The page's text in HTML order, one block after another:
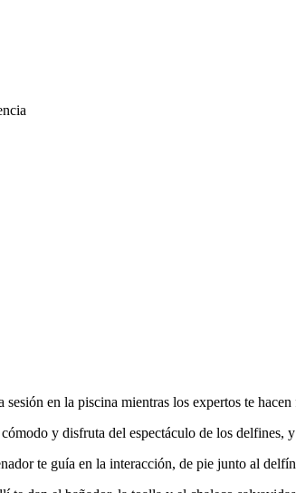
en la piscina mientras los expertos te
y disfruta del espectáculo de los delfines,
te guía en la interacción, de pie junto al